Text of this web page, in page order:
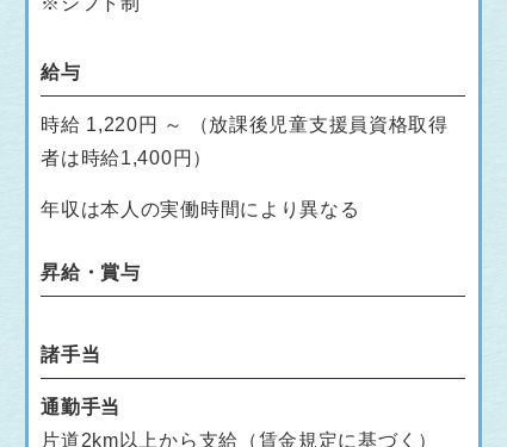
給与
時給 1,220円 ～ （放課後児童支援員資格取得
者は時給1,400円）
年収は本人の実働時間により異なる
昇給・賞与
諸手当
通勤手当
片道2km以上から支給（賃金規定に基づく）